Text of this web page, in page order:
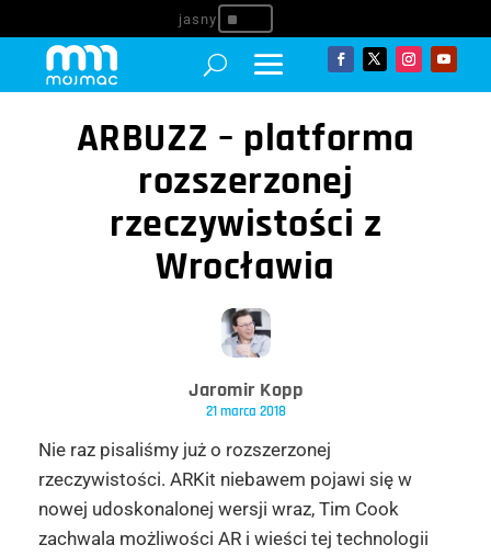
^
ARBUZZ – platforma
rozszerzonej
rzeczywistości z
Wrocławia
Jaromir Kopp
21 marca 2018
Nie raz pisaliśmy już o rozszerzonej
rzeczywistości. ARKit niebawem pojawi się w
nowej udoskonalonej wersji wraz, Tim Cook
zachwala możliwości AR i wieści tej technologii